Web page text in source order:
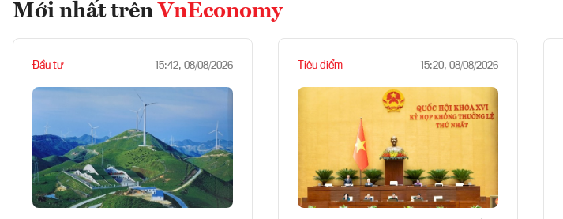
Mới nhất trên VnEconomy
Đầu tư 15:42, 08/08/2026 Tiêu điểm 15:20, 08/08/2026